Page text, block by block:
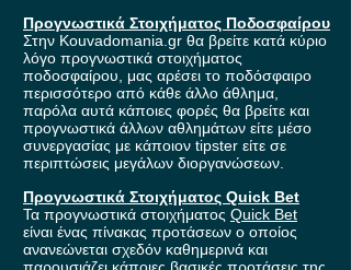
Προγνωστικά Στοιχήματος Ποδοσφαίρου
Στην Kouvadomania.gr θα βρείτε κατά κύριο
λόγο προγνωστικά στοιχήματος
ποδοσφαίρου, μας αρέσει το ποδόσφαιρο
περισσότερο από κάθε άλλο άθλημα,
παρόλα αυτά κάποιες φορές θα βρείτε και
προγνωστικά άλλων αθλημάτων είτε μέσο
συνεργασίας με κάποιον tipster είτε σε
περιπτώσεις μεγάλων διοργανώσεων.
Προγνωστικά Στοιχήματος Quick Bet
Τα προγνωστικά στοιχήματος Quick Bet
είναι ένας πίνακας προτάσεων ο οποίος
ανανεώνεται σχεδόν καθημερινά και